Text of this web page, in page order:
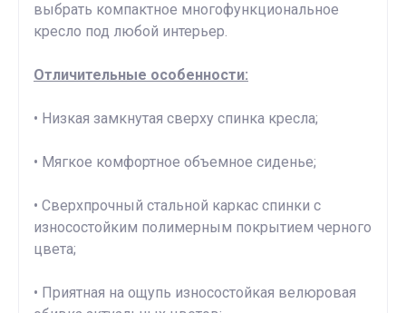
выбрать компактное многофункциональное
кресло под любой интерьер.
Отличительные особенности:
• Низкая замкнутая сверху спинка кресла;
• Мягкое комфортное объемное сиденье;
• Сверхпрочный стальной каркас спинки с
износостойким полимерным покрытием черного
цвета;
• Приятная на ощупь износостойкая велюровая